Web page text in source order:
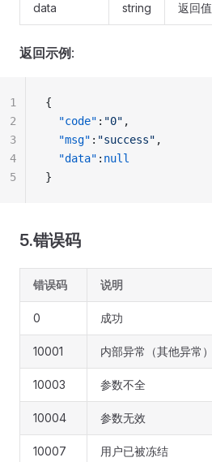
data string 返回值
返回示例 :
{
  "code"
: "0" ,
  "msg"
: "success" ,
  "data"
: null
}
1
2
3
4
5
5.错误码
错误码 说明
0 成功
10001 内部异常（其他异常）
10003 参数不全
10004 参数无效
10007 用户已被冻结